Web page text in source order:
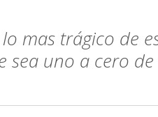
mas trágico de
sea uno a cero